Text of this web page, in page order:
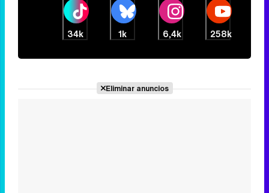
34k 1k 6,4k 258k
Eliminar anuncios